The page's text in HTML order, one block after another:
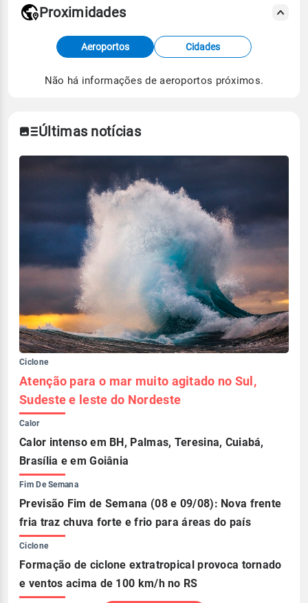
Fonte: dados combinados de estações
meteorológicas e satélite do Centro de Previsão
de Tempo e Estudos Climáticos (CPTEC).
Proximidades
Aeroportos Cidades
Não há informações de aeroportos próximos.
Últimas notícias
Ciclone
Atenção para o mar muito agitado no Sul,
Sudeste e leste do Nordeste
Calor
Calor intenso em BH, Palmas, Teresina, Cuiabá,
Brasília e em Goiânia
Fim De Semana
Previsão Fim de Semana (08 e 09/08): Nova frente
fria traz chuva forte e frio para áreas do país
Ciclone
Formação de ciclone extratropical provoca tornado
e ventos acima de 100 km/h no RS